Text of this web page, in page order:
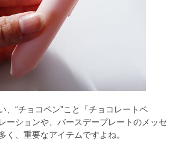
、“チョコペン”こと「チョコレートペ
ーションや、バースデープレートのメッセ
く、重要なアイテムですよね。